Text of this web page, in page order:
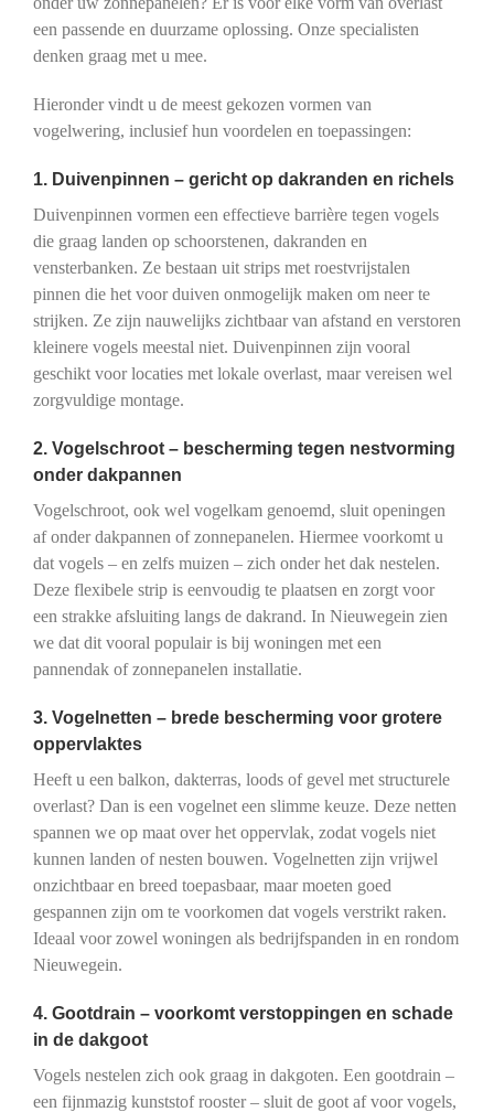
een passende en duurzame oplossing. Onze specialisten
denken graag met u mee.
Hieronder vindt u de meest gekozen vormen van
vogelwering, inclusief hun voordelen en toepassingen:
1. Duivenpinnen – gericht op dakranden en richels
Duivenpinnen vormen een effectieve barrière tegen vogels
die graag landen op schoorstenen, dakranden en
vensterbanken. Ze bestaan uit strips met roestvrijstalen
pinnen die het voor duiven onmogelijk maken om neer te
strijken. Ze zijn nauwelijks zichtbaar van afstand en verstoren
kleinere vogels meestal niet. Duivenpinnen zijn vooral
geschikt voor locaties met lokale overlast, maar vereisen wel
zorgvuldige montage.
2. Vogelschroot – bescherming tegen nestvorming
onder dakpannen
Vogelschroot, ook wel vogelkam genoemd, sluit openingen
af onder dakpannen of zonnepanelen. Hiermee voorkomt u
dat vogels – en zelfs muizen – zich onder het dak nestelen.
Deze flexibele strip is eenvoudig te plaatsen en zorgt voor
een strakke afsluiting langs de dakrand. In Nieuwegein zien
we dat dit vooral populair is bij woningen met een
pannendak of zonnepanelen installatie.
3. Vogelnetten – brede bescherming voor grotere
oppervlaktes
Heeft u een balkon, dakterras, loods of gevel met structurele
overlast? Dan is een vogelnet een slimme keuze. Deze netten
spannen we op maat over het oppervlak, zodat vogels niet
kunnen landen of nesten bouwen. Vogelnetten zijn vrijwel
onzichtbaar en breed toepasbaar, maar moeten goed
gespannen zijn om te voorkomen dat vogels verstrikt raken.
Ideaal voor zowel woningen als bedrijfspanden in en rondom
Nieuwegein.
4. Gootdrain – voorkomt verstoppingen en schade
in de dakgoot
Vogels nestelen zich ook graag in dakgoten. Een gootdrain –
een fijnmazig kunststof rooster – sluit de goot af voor vogels,